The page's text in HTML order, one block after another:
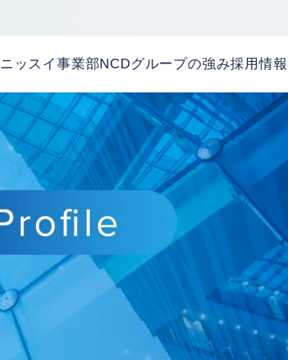
ニッスイ事業部NCDグループの強み採用情報